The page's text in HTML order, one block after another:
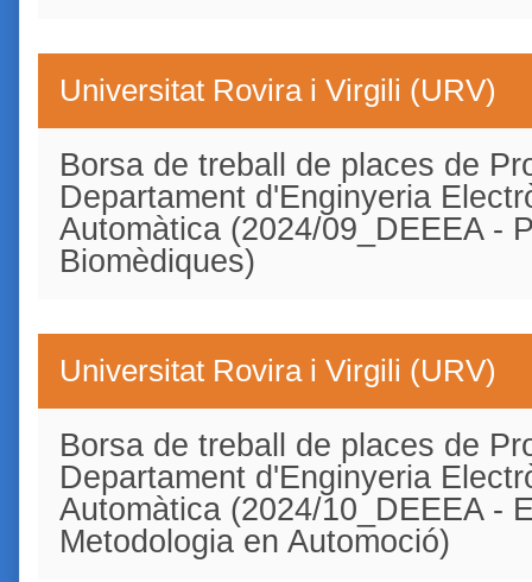
Universitat Rovira i Virgili (URV)
Borsa de treball de places de
Departament d'Enginyeria
Automàtica (2024/09_DEEEA -
Biomèdiques)
Universitat Rovira i Virgili (URV)
Borsa de treball de places de
Departament d'Enginyeria
Automàtica (2024/10_DEEEA -
Metodologia en Automoció)